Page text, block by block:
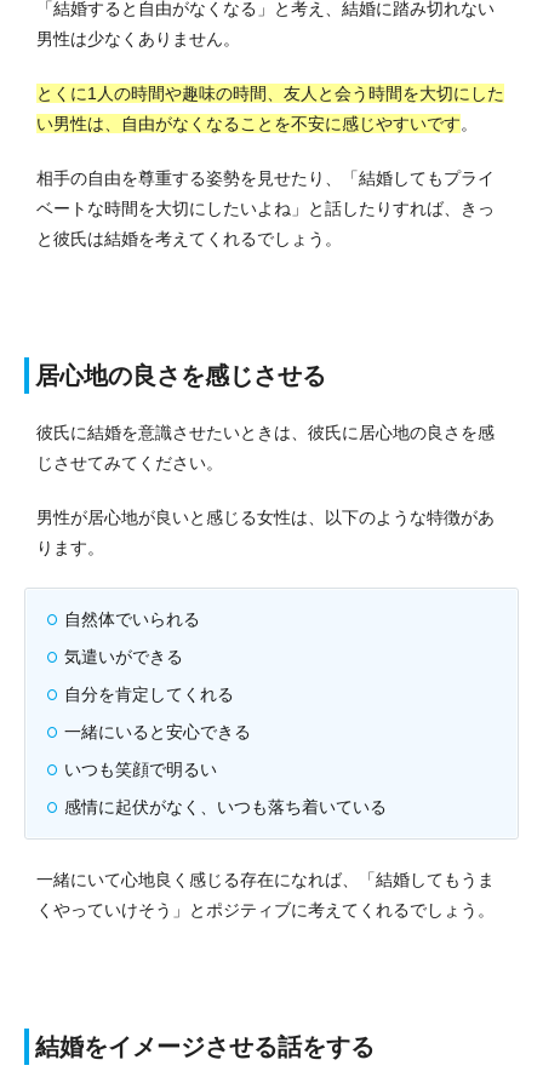
「結婚すると自由がなくなる」と考え、結婚に踏み切れない
男性は少なくありません。
とくに1人の時間や趣味の時間、友人と会う時間を大切にした
い男性は、自由がなくなることを不安に感じやすいです。
相手の自由を尊重する姿勢を見せたり、「結婚してもプライ
ベートな時間を大切にしたいよね」と話したりすれば、きっ
と彼氏は結婚を考えてくれるでしょう。
居心地の良さを感じさせる
彼氏に結婚を意識させたいときは、彼氏に居心地の良さを感
じさせてみてください。
男性が居心地が良いと感じる女性は、以下のような特徴があ
ります。
自然体でいられる
気遣いができる
自分を肯定してくれる
一緒にいると安心できる
いつも笑顔で明るい
感情に起伏がなく、いつも落ち着いている
一緒にいて心地良く感じる存在になれば、「結婚してもうま
くやっていけそう」とポジティブに考えてくれるでしょう。
結婚をイメージさせる話をする